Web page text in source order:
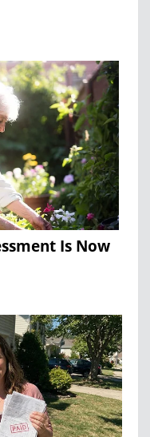
Is Now